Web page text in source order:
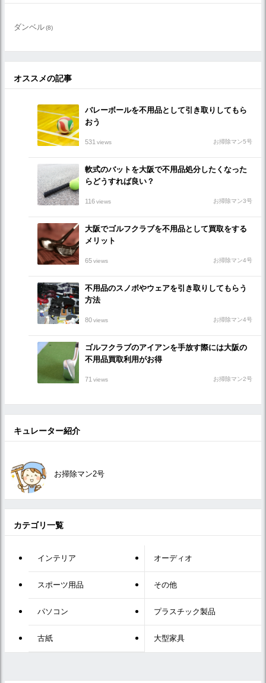
ダンベル(8)
オススメの記事
バレーボールを不用品として引き取りしてもら
おう
531 views お掃除マン5号
軟式のバットを大阪で不用品処分したくなった
らどうすれば良い？
116views お掃除マン3号
大阪でゴルフクラブを不用品として買取をする
メリット
65views お掃除マン4号
不用品のスノボやウェアを引き取りしてもらう
方法
80views お掃除マン4号
ゴルフクラブのアイアンを手放す際には大阪の
不用品買取利用がお得
71 views お掃除マン2号
キュレーター紹介
お掃除マン2号
カテゴリ一覧
インテリア オーディオ
スポーツ用品 その他
パソコン プラスチック製品
古紙 大型家具